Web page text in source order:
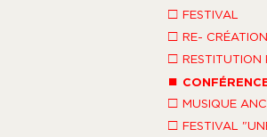
□ FESTIVAL
□ RE- CRÉATION
□ RESTITUTION
■
□ MUSIQUE
□ FESTIVAL